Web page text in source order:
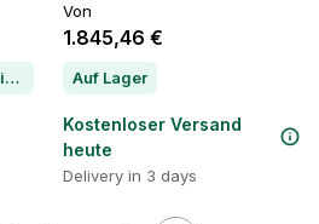
Artikel im Rückstand — Lieferzeit per Chat erfragen
Von
1.845,46 €
Auf Lager
Kostenloser Versand
heute
Delivery in 3 days